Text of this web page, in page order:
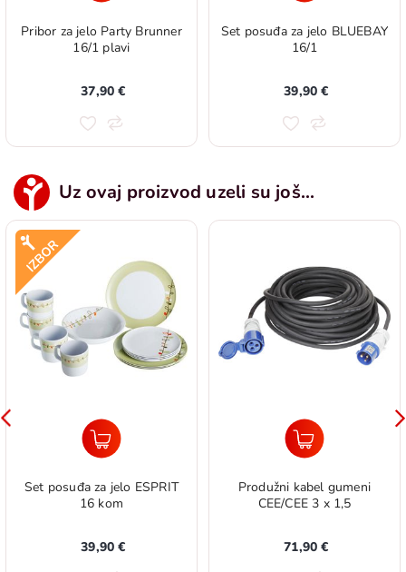
Pribor za jelo Party Brunner
16/1 plavi
37,90 €
Set posuđa za jelo BLUEBAY
16/1
39,90 €
Uz ovaj proizvod uzeli su još...
Set posuđa za jelo ESPRIT
16 kom
39,90 €
Produžni kabel gumeni
CEE/CEE 3 x 1,5
71,90 €